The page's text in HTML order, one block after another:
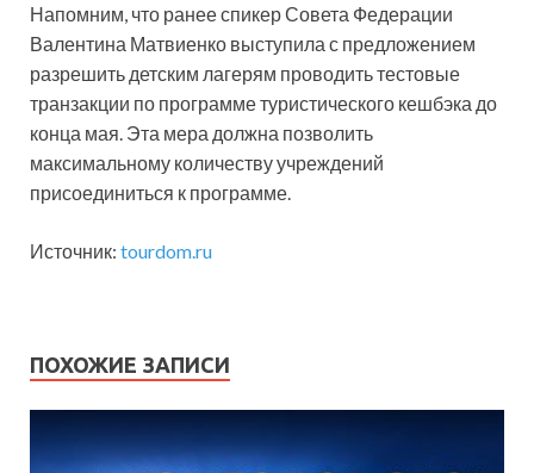
Напомним, что ранее спикер Совета Федерации
Валентина Матвиенко выступила с предложением
разрешить детским лагерям проводить тестовые
транзакции по программе туристического кешбэка до
конца мая. Эта мера должна позволить
максимальному количеству учреждений
присоединиться к программе.
Источник: tourdom.ru
ПОХОЖИЕ ЗАПИСИ